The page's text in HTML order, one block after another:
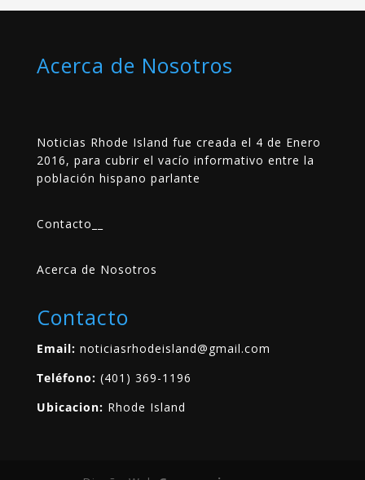
Acerca de Nosotros
Noticias Rhode Island fue creada el 4 de Enero
2016, para cubrir el vacío informativo entre la
población hispano parlante
Contacto
Acerca de Nosotros
Contacto
Email: noticiasrhodeisland@gmail.com
Teléfono: (401) 369-1196
Ubicacion: Rhode Island